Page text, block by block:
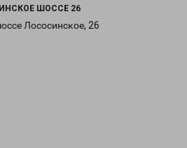
ШОССЕ 26
Лососинское, 26